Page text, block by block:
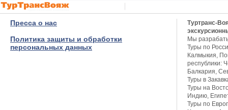
Пресса о нас
Политика защиты и обработки
персональных данных
Туртранс-
Мы
Туры по
Калмыкия,
республики:
Балкария,
Туры в
Туры на
Индию,
Туры по